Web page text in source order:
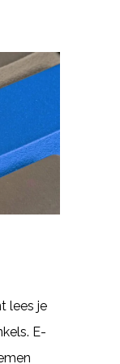
lees je
E-